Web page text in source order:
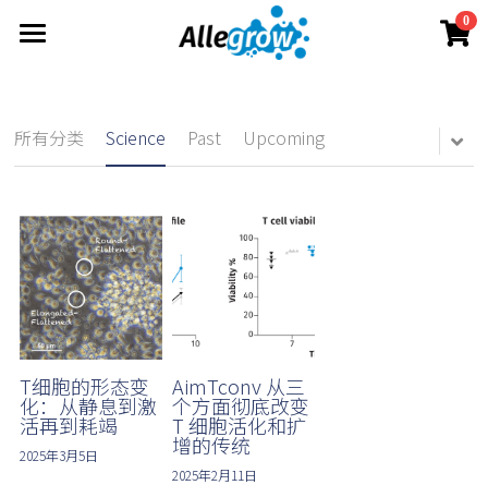
0
定制服务
技术平台
原理概述
技术洞察
关于
联系我们
Allegrow团队
Allegrow 故事
新闻动态
资料中心
产品资料
投资者资料
简体中文
简体中文
English
立即订购
所有分类 Science Past Upcoming
T细胞的形态变
化：从静息到激
活再到耗竭
2025年3月5日
AimTconv 从三
个方面彻底改变
T 细胞活化和扩
增的传统
2025年2月11日
×
商品分类
Aim-Core
Aim-Tconv
Aim-NK
×
博客分类
News
Science
Milestone